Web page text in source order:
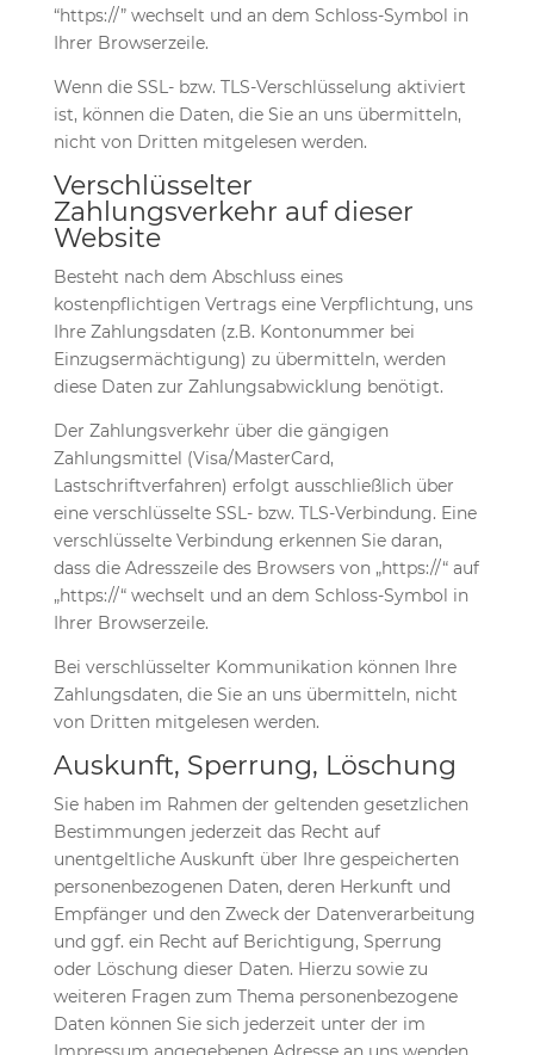
“https://” wechselt und an dem Schloss-Symbol in
Ihrer Browserzeile.
Wenn die SSL- bzw. TLS-Verschlüsselung aktiviert
ist, können die Daten, die Sie an uns übermitteln,
nicht von Dritten mitgelesen werden.
Verschlüsselter
Zahlungsverkehr auf dieser
Website
Besteht nach dem Abschluss eines
kostenpflichtigen Vertrags eine Verpflichtung, uns
Ihre Zahlungsdaten (z.B. Kontonummer bei
Einzugsermächtigung) zu übermitteln, werden
diese Daten zur Zahlungsabwicklung benötigt.
Der Zahlungsverkehr über die gängigen
Zahlungsmittel (Visa/MasterCard,
Lastschriftverfahren) erfolgt ausschließlich über
eine verschlüsselte SSL- bzw. TLS-Verbindung. Eine
verschlüsselte Verbindung erkennen Sie daran,
dass die Adresszeile des Browsers von „https://“ auf
„https://“ wechselt und an dem Schloss-Symbol in
Ihrer Browserzeile.
Bei verschlüsselter Kommunikation können Ihre
Zahlungsdaten, die Sie an uns übermitteln, nicht
von Dritten mitgelesen werden.
Auskunft, Sperrung, Löschung
Sie haben im Rahmen der geltenden gesetzlichen
Bestimmungen jederzeit das Recht auf
unentgeltliche Auskunft über Ihre gespeicherten
personenbezogenen Daten, deren Herkunft und
Empfänger und den Zweck der Datenverarbeitung
und ggf. ein Recht auf Berichtigung, Sperrung
oder Löschung dieser Daten. Hierzu sowie zu
weiteren Fragen zum Thema personenbezogene
Daten können Sie sich jederzeit unter der im